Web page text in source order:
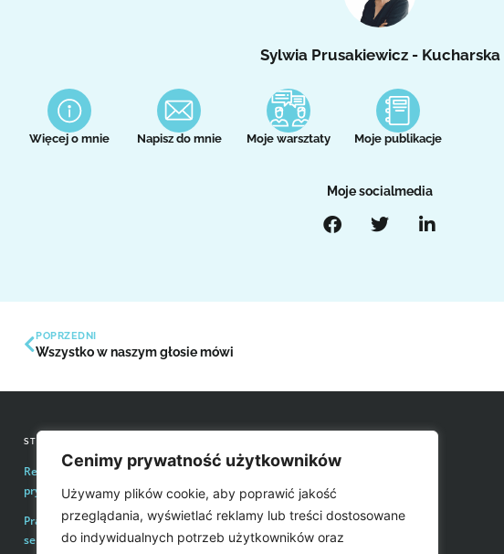
Cenimy prywatność użytkowników
Używamy plików cookie, aby poprawić jakość
przeglądania, wyświetlać reklamy lub treści dostosowane
do indywidualnych potrzeb użytkowników oraz
Sylwia Prusakiewicz - Kucharska
Więcej o mnie Napisz do mnie Moje warsztaty Moje publikacje
Moje socialmedia
POPRZEDNI
Wszystko w naszym głosie mówi
STRONY INFORMACYJNE
Regulamin zakupów i polityka
prywatności
Prawa autorskie i wykorzystywanie treści
serwisu
Email:redakcja@easyvoice.pl
WSPÓŁPRACE, OFERTY
Email: karol@easyvoice.pl